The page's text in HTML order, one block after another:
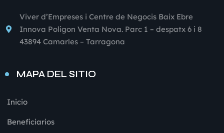
Viver d’Empreses i Centre de Negocis Baix Ebre
Innova Poligon Venta Nova. Parc 1 – despatx 6 i 8
43894 Camarles – Tarragona
MAPA DEL SITIO
Inicio
Beneficiarios